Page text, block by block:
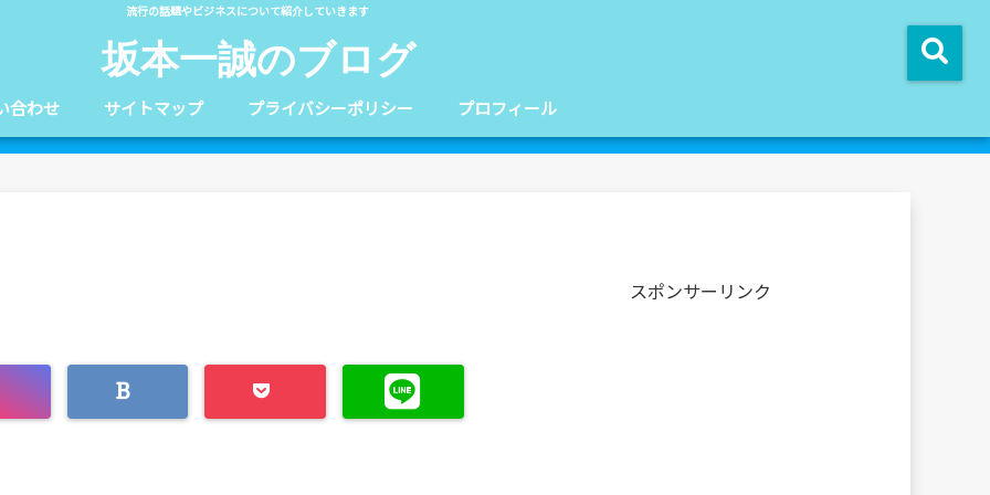
流行の話題やビジネスについて紹介していきます
坂本一誠のブログ
合わせ サイトマップ プライバシーポリシー プロフィール
スポンサーリンク